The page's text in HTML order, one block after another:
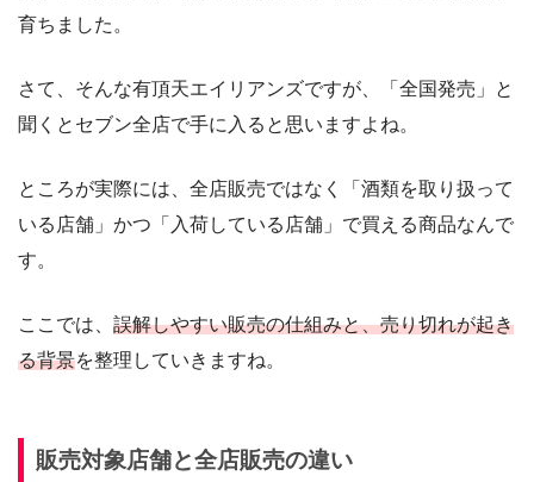
育ちました。
さて、そんな有頂天エイリアンズですが、「全国発売」と
聞くとセブン全店で手に入ると思いますよね。
ところが実際には、全店販売ではなく「酒類を取り扱って
いる店舗」かつ「入荷している店舗」で買える商品なんで
す。
ここでは、 誤解しやすい販売の仕組みと、売り切れが起き
る背景を整理していきますね。
販売対象店舗と全店販売の違い